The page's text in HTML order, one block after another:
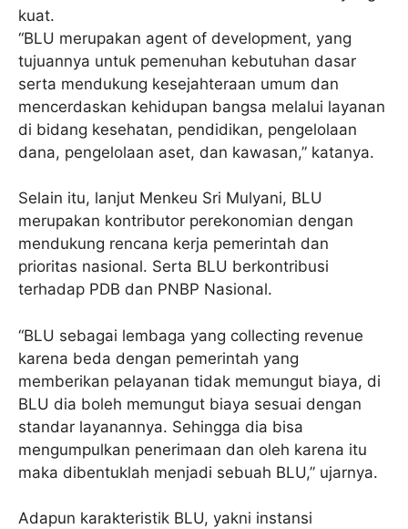
kuat.
“BLU merupakan agent of development, yang
tujuannya untuk pemenuhan kebutuhan dasar
serta mendukung kesejahteraan umum dan
mencerdaskan kehidupan bangsa melalui layanan
di bidang kesehatan, pendidikan, pengelolaan
dana, pengelolaan aset, dan kawasan,” katanya.
Selain itu, lanjut Menkeu Sri Mulyani, BLU
merupakan kontributor perekonomian dengan
mendukung rencana kerja pemerintah dan
prioritas nasional. Serta BLU berkontribusi
terhadap PDB dan PNBP Nasional.
“BLU sebagai lembaga yang collecting revenue
karena beda dengan pemerintah yang
memberikan pelayanan tidak memungut biaya, di
BLU dia boleh memungut biaya sesuai dengan
standar layanannya. Sehingga dia bisa
mengumpulkan penerimaan dan oleh karena itu
maka dibentuklah menjadi sebuah BLU,” ujarnya.
Adapun karakteristik BLU, yakni instansi